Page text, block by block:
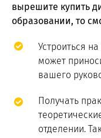
вырешите купить
образовании, то
Устроиться
может
вашего
Получать
отделении.